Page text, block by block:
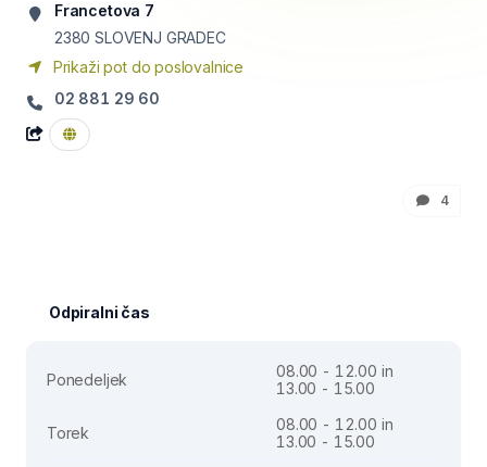
Francetova 7
2380 SLOVENJ GRADEC
Prikaži pot do poslovalnice
02 881 29 60
4
Odpiralni čas
Ponedeljek
08.00 - 12.00 in
13.00 - 15.00
Torek
08.00 - 12.00 in
13.00 - 15.00